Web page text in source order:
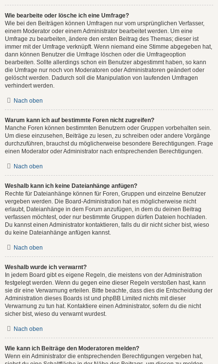
Wie bearbeite oder lösche ich eine Umfrage?
Wie bei den Beiträgen können Umfragen nur vom ursprünglichen Verfasser,
einem Moderator oder einem Administrator bearbeitet werden. Um eine
Umfrage zu bearbeiten, ändere den ersten Beitrag des Themas; dieser ist
immer mit der Umfrage verknüpft. Wenn niemand eine Stimme abgegeben hat,
dann können Benutzer die Umfrage löschen oder die Umfrageoption
bearbeiten. Sollte allerdings schon ein Benutzer abgestimmt haben, so kann
die Umfrage nur noch von Moderatoren oder Administratoren geändert oder
gelöscht werden. Dadurch soll die Manipulation von laufenden Umfragen
verhindert werden.
Nach oben
Warum kann ich auf bestimmte Foren nicht zugreifen?
Manche Foren können bestimmten Benutzern oder Gruppen vorbehalten sein.
Um diese einzusehen, Beiträge zu lesen, zu schreiben oder andere Vorgänge
durchzuführen, brauchst du möglicherweise besondere Berechtigungen. Frage
einen Moderator oder Administrator nach entsprechenden Berechtigungen.
Nach oben
Weshalb kann ich keine Dateianhänge anfügen?
Rechte für Dateianhänge können für Foren, Gruppen und einzelne Benutzer
vergeben werden. Die Board-Administration hat es möglicherweise nicht
erlaubt, Dateianhänge in dem Forum anzufügen, in dem du deinen Beitrag
verfassen möchtest, oder nur bestimmte Gruppen dürfen Dateien hochladen.
Du kannst einen Administrator kontaktieren, falls du dir nicht sicher bist, wieso
du keine Dateianhänge anfügen kannst.
Nach oben
Weshalb wurde ich verwarnt?
In jedem Board gibt es eigene Regeln, die meistens von der Administration
festgelegt werden. Wenn du gegen eine dieser Regeln verstoßen hast, kann
sie dir eine Verwarnung erteilen. Bitte beachte, dass dies die Entscheidung der
Administration dieses Boards ist und phpBB Limited nichts mit dieser
Verwarnung zu tun hat. Kontaktiere einen Administrator, sofern du die nicht
sicher bist, wieso du verwarnt wurdest.
Nach oben
Wie kann ich Beiträge den Moderatoren melden?
Wenn ein Administrator die entsprechenden Berechtigungen vergeben hat,